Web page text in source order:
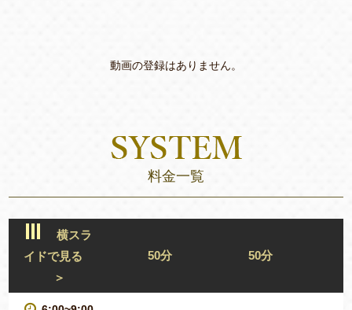
動画の登録はありません。
料金一覧
横スラ
イドで見る
＞
50分 50分